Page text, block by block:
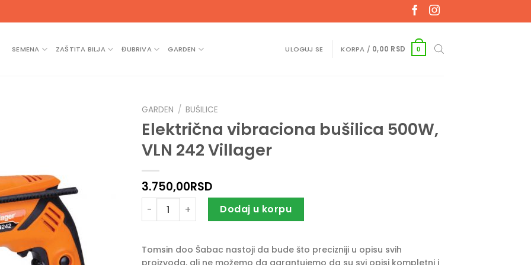
SEMENA ZAŠTITA BILJA ĐUBRIVA GARDEN ULOGUJ SE KORPA / 0,00 RSD 0
GARDEN / BUŠILICE
Električna vibraciona bušilica 500W,
VLN 242 Villager
3.750,00RSD
Električna vibraciona bušilica 500W, VLN 242 Villager količina
Dodaj u korpu
Tomsin doo Šabac nastoji da bude što precizniji u opisu svih